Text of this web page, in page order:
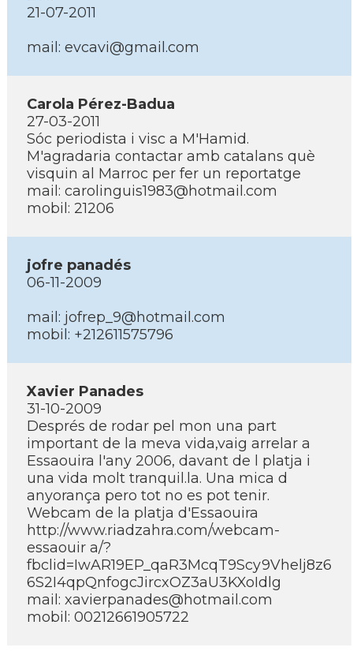
21-07-2011
mail: evcavi@gmail.com
Carola Pérez-Badua
27-03-2011
Sóc periodista i visc a M'Hamid.
M'agradaria contactar amb catalans què
visquin al Marroc per fer un reportatge
mail: carolinguis1983@hotmail.com
mobil: 21206
jofre panadés
06-11-2009
mail: jofrep_9@hotmail.com
mobil: +212611575796
Xavier Panades
31-10-2009
Després de rodar pel mon una part
important de la meva vida,vaig arrelar a
Essaouira l'any 2006, davant de l platja i
una vida molt tranquil.la. Una mica d
anyorança pero tot no es pot tenir.
Webcam de la platja d'Essaouira
http://www.riadzahra.com/webcam-
essaouir a/?
fbclid=IwAR19EP_qaR3McqT9Scy9Vhelj8z6
6S2I4qpQnfogcJircxOZ3aU3KXoIdlg
mail: xavierpanades@hotmail.com
mobil: 00212661905722